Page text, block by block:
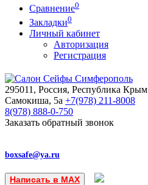
Сравнение0
Закладки0
Личный кабинет
Авторизация
Регистрация
295011, Россия, Республика Крым
Самокиша, 5а +7(978) 211-8008
8(978) 888-0-750
Заказать обратный звонок
boxsafe@ya.ru
Написать в MAX